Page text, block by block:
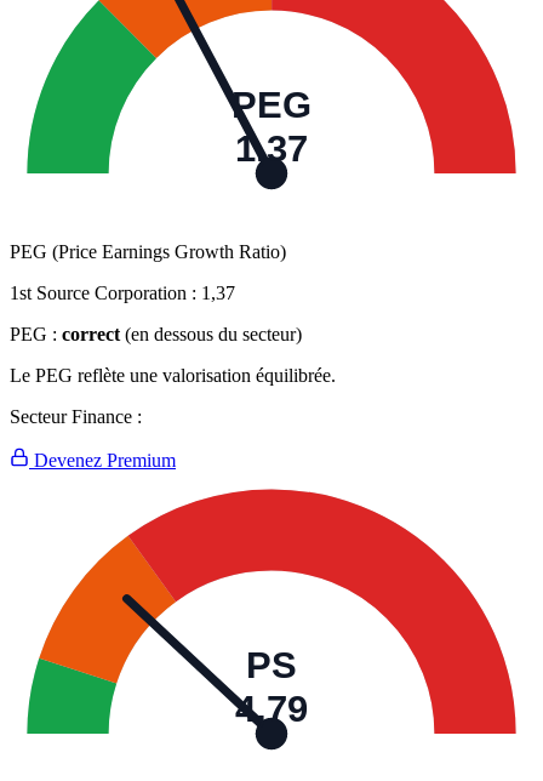
PEG
1,37
PEG (Price Earnings Growth Ratio)
1st Source Corporation : 1,37
PEG : correct (en dessous du secteur)
Le PEG reflète une valorisation équilibrée.
Secteur Finance :
Devenez Premium
PS
4,79